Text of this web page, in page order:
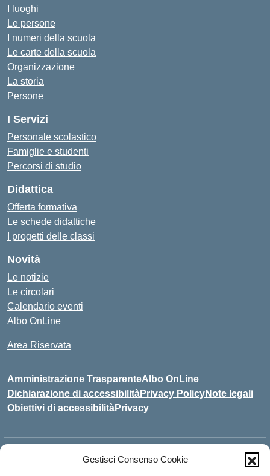
Gestisci Consenso Cookie
I luoghi
Le persone
I numeri della scuola
Le carte della scuola
Organizzazione
La storia
Persone
I Servizi
Personale scolastico
Famiglie e studenti
Percorsi di studio
Didattica
Offerta formativa
Le schede didattiche
I progetti delle classi
Novità
Le notizie
Le circolari
Calendario eventi
Albo OnLine
Area Riservata
Amministrazione TrasparenteAlbo OnLine
Dichiarazione di accessibilitàPrivacy PolicyNote legali
Obiettivi di accessibilitàPrivacy
VIA NAZIONALE, 156 87060 MANDATORICCIO (CS)